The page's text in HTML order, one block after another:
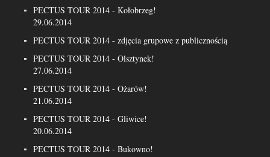
PECTUS TOUR 2014 - Kołobrzeg!
29.06.2014
PECTUS TOUR 2014 - zdjęcia grupowe z publicznością
PECTUS TOUR 2014 - Olsztynek!
27.06.2014
PECTUS TOUR 2014 - Ożarów!
21.06.2014
PECTUS TOUR 2014 - Gliwice!
20.06.2014
PECTUS TOUR 2014 - Bukowno!